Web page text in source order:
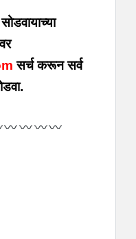
सर्च करून सर्व